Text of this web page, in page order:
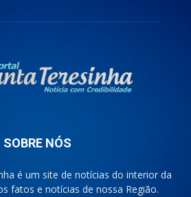
SOBRE NÓS
é um site de notícias do interior da
fatos e notícias de nossa Região.